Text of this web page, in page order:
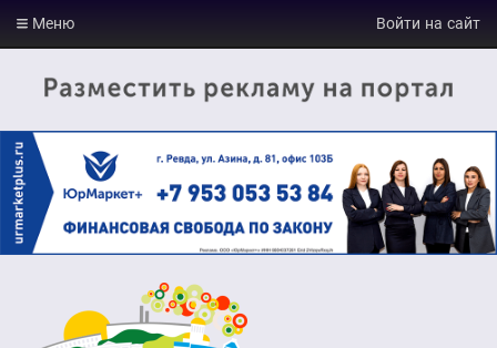
Войти на сайт
Меню